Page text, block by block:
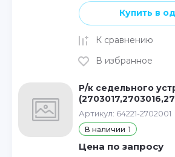
Купить в
К сравнению
В избранное
Р/к седельного
Артикул: 64221-2702001
В наличии 1
Цена по запросу